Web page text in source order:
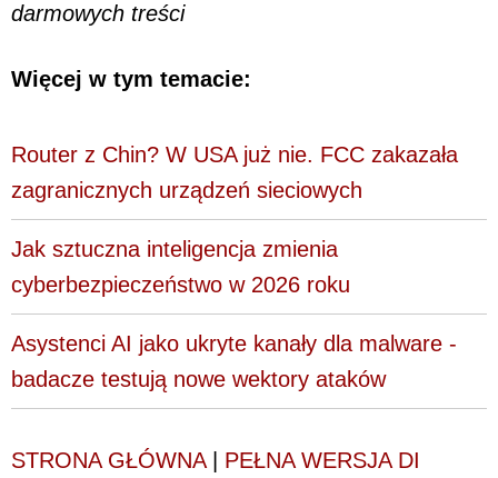
darmowych treści
Więcej w tym temacie:
Router z Chin? W USA już nie. FCC zakazała
zagranicznych urządzeń sieciowych
Jak sztuczna inteligencja zmienia
cyberbezpieczeństwo w 2026 roku
Asystenci AI jako ukryte kanały dla malware -
badacze testują nowe wektory ataków
STRONA GŁÓWNA| PEŁNA WERSJA DI